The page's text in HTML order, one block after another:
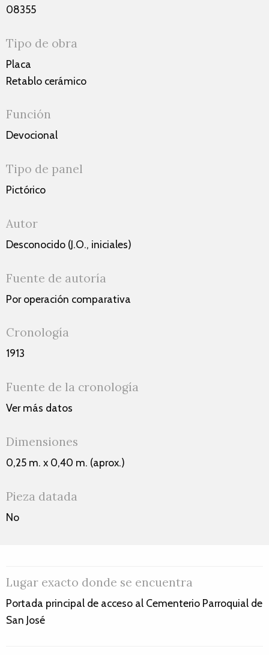
08355
Tipo de obra
Placa
Retablo cerámico
Función
Devocional
Tipo de panel
Pictórico
Autor
Desconocido (J.O., iniciales)
Fuente de autoría
Por operación comparativa
Cronología
1913
Fuente de la cronología
Ver más datos
Dimensiones
0,25 m. x 0,40 m. (aprox.)
Pieza datada
No
Lugar exacto donde se encuentra
Portada principal de acceso al Cementerio Parroquial de
San José